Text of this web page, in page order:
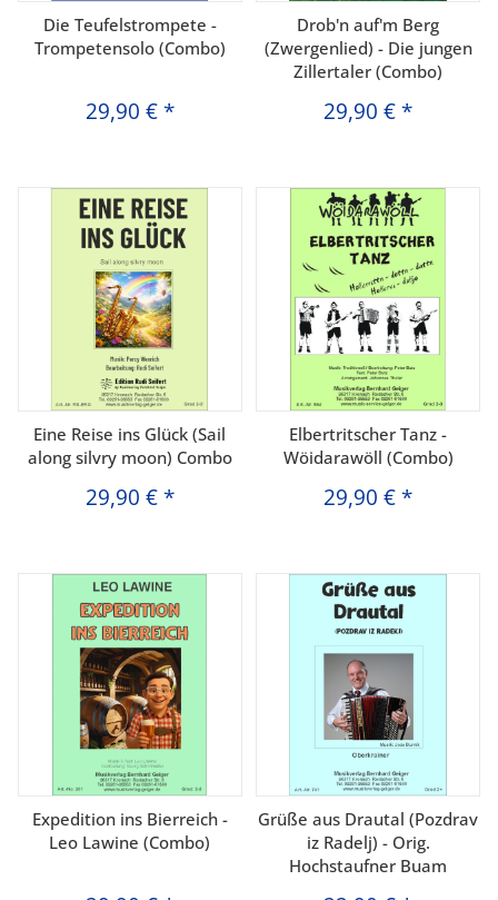
Die Teufelstrompete -
Trompetensolo (Combo)
29,90 € *
Drob'n auf'm Berg
(Zwergenlied) - Die jungen
Zillertaler (Combo)
29,90 € *
Eine Reise ins Glück (Sail
along silvry moon) Combo
29,90 € *
Elbertritscher Tanz -
Wöidarawöll (Combo)
29,90 € *
Expedition ins Bierreich -
Leo Lawine (Combo)
Grüße aus Drautal (Pozdrav
iz Radelj) - Orig.
Hochstaufner Buam